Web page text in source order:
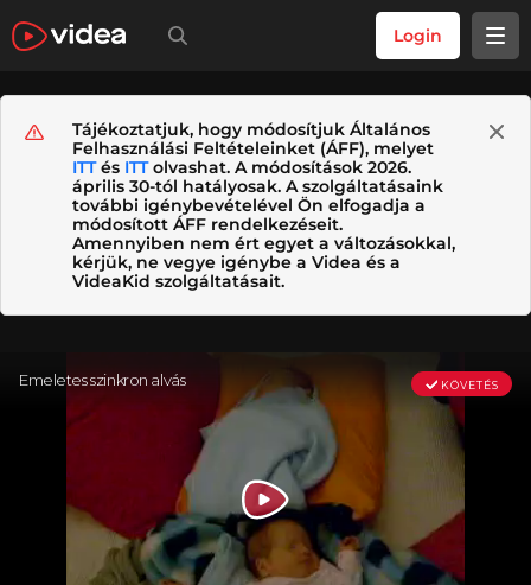
Login
Tájékoztatjuk, hogy módosítjuk Általános
Felhasználási Feltételeinket (ÁFF), melyet
ITTés ITTolvashat. A módosítások 2026.
április 30-tól hatályosak. A szolgáltatásaink
további igénybevételével Ön elfogadja a
módosított ÁFF rendelkezéseit.
Amennyiben nem ért egyet a változásokkal,
kérjük, ne vegye igénybe a Videa és a
VideaKid szolgáltatásait.